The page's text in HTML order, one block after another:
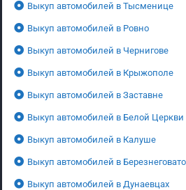
Выкуп автомобилей в Тысменице
Выкуп автомобилей в Ровно
Выкуп автомобилей в Чернигове
Выкуп автомобилей в Крыжополе
Выкуп автомобилей в Заставне
Выкуп автомобилей в Белой Церкви
Выкуп автомобилей в Калуше
Выкуп автомобилей в
Выкуп автомобилей в Дунаевцах